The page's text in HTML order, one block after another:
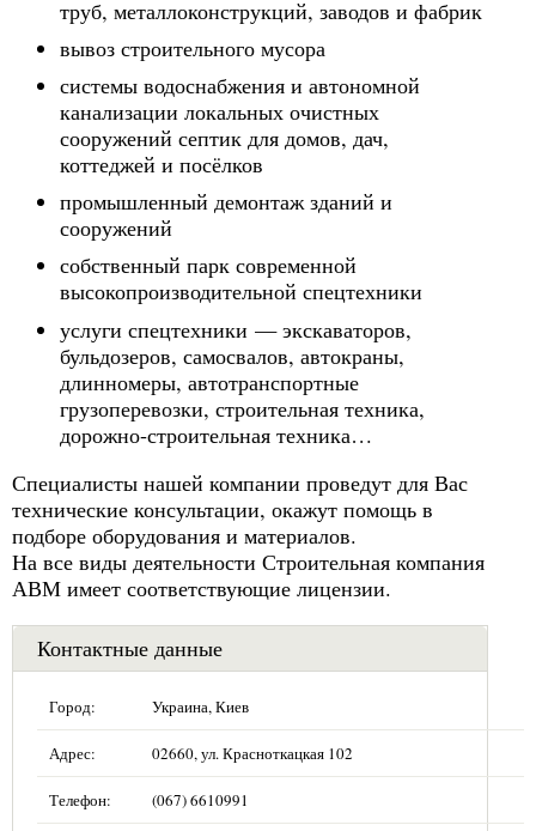
труб, металлоконструкций, заводов и фабрик
вывоз строительного мусора
системы водоснабжения и автономной
канализации локальных очистных
сооружений септик для домов, дач,
коттеджей и посёлков
промышленный демонтаж зданий и
сооружений
собственный парк современной
высокопроизводительной спецтехники
услуги спецтехники — экскаваторов,
бульдозеров, самосвалов, автокраны,
длинномеры, автотранспортные
грузоперевозки, строительная техника,
дорожно-строительная техника…
Специалисты нашей компании проведут для Вас
технические консультации, окажут помощь в
подборе оборудования и материалов.
На все виды деятельности Строительная компания
АВМ имеет соответствующие лицензии.
Контактные данные
Город: Украина, Киев
Адрес: 02660, ул. Красноткацкая 102
Телефон: (067) 6610991